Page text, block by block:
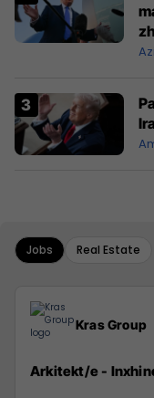
Jobs Real Estate
Kras Group
Arkitekt/e -